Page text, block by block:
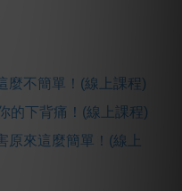
麼不簡單！(線上課程)
的下背痛！(線上課程)
來這麼簡單！(線上